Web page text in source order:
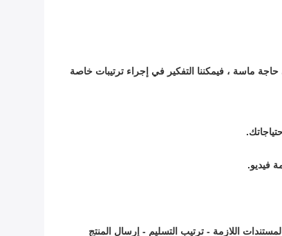
التسليم 15-20 يوم عمل بعد استلام الإيداع.إذا كنت في حاجة ماسة ، فيمكننا التفكير في إجراء ترتيبات خاصة
اللازمة - ترتيب التسليم - إرسال المنتج